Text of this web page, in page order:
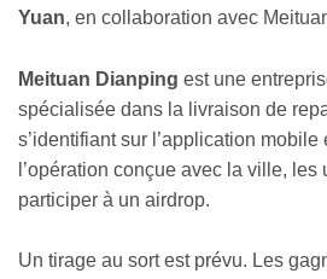
Yuan, en collaboration avec
Meituan Dianping est une
spécialisée dans la livraison de
s’identifiant sur l’application mobile
l’opération conçue avec la ville,
participer à un airdrop.
Un tirage au sort est prévu. Les